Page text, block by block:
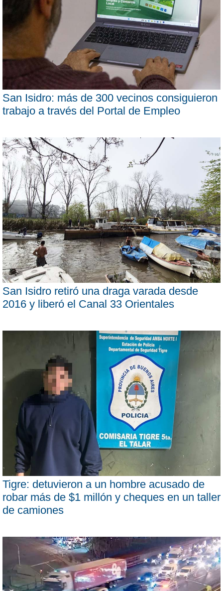
San Isidro: más de 300 vecinos consiguieron
trabajo a través del Portal de Empleo
San Isidro retiró una draga varada desde
2016 y liberó el Canal 33 Orientales
Tigre: detuvieron a un hombre acusado de
robar más de $1 millón y cheques en un taller
de camiones